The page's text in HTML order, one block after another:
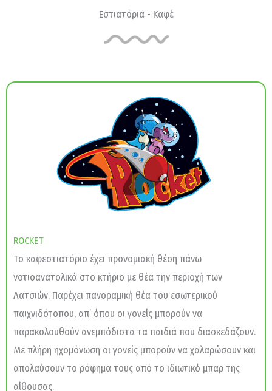
Εστιατόρια - Καφέ
ROCKET
Το καφεστιατόριο έχει προνομιακή θέση πάνω
νοτιοανατολικά στο κτήριο με θέα την περιοχή των
Λατσιών. Παρέχει πανοραμική θέα του εσωτερικού
παιχνιδότοπου, απ’ όπου οι γονείς μπορούν να
παρακολουθούν ανεμπόδιστα τα παιδιά που διασκεδάζουν.
Με πλήρη ηχομόνωση οι γονείς μπορούν να χαλαρώσουν και
απολαύσουν το ρόφημα τους από το ιδιωτικό μπαρ της
αίθουσας.